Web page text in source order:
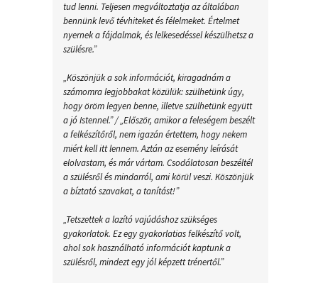
tud lenni. Teljesen megváltoztatja az általában
bennünk levő tévhiteket és félelmeket. Értelmet
nyernek a fájdalmak, és lelkesedéssel készülhetsz a
szülésre.”
„Köszönjük a sok információt, kiragadnám a
számomra legjobbakat közülük: szülhetünk úgy,
hogy öröm legyen benne, illetve szülhetünk együtt
a jó Istennel.” / „Először, amikor a feleségem beszélt
a felkészítőről, nem igazán értettem, hogy nekem
miért kell itt lennem. Aztán az esemény leírását
elolvastam, és már vártam. Csodálatosan beszéltél
a szülésről és mindarról, ami körül veszi. Köszönjük
a bíztató szavakat, a tanítást!”
„Tetszettek a lazító vajúdáshoz szükséges
gyakorlatok. Ez egy gyakorlatias felkészítő volt,
ahol sok használható információt kaptunk a
szülésről, mindezt egy jól képzett trénertől.”